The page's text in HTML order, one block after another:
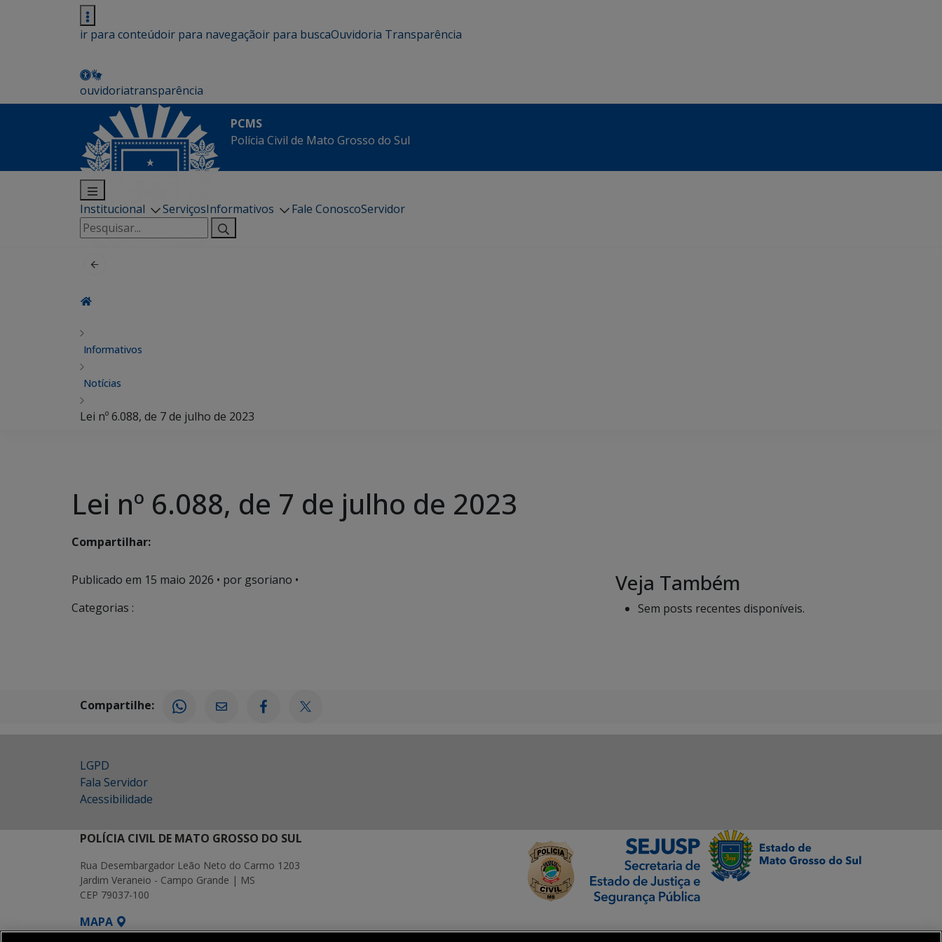
ir para conteúdoir para navegaçãoir para buscaOuvidoria Transparência
ouvidoriatransparência
PCMS
Polícia Civil de Mato Grosso do Sul
Institucional ServiçosInformativos Fale ConoscoServidor
Pesquisar
por:
Informativos
Notícias
Lei nº 6.088, de 7 de julho de 2023
Lei nº 6.088, de 7 de julho de 2023
Compartilhar:
Publicado em 15 maio 2026 • por gsoriano •
Categorias :
Veja Também
Sem posts recentes disponíveis.
Compartilhe:
LGPD
Fala Servidor
Acessibilidade
POLÍCIA CIVIL DE MATO GROSSO DO SUL
Rua Desembargador Leão Neto do Carmo 1203
Jardim Veraneio - Campo Grande | MS
CEP 79037-100
MAPA